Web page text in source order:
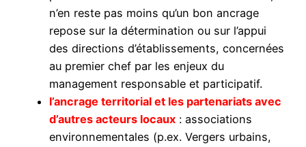
n’en reste pas moins qu’un bon ancrage
repose sur la détermination ou sur l’appui
des directions d’établissements, concernées
au premier chef par les enjeux du
management responsable et participatif.
l’ancrage territorial et les partenariats avec
d’autres acteurs locaux : associations
environnementales (p.ex. Vergers urbains,